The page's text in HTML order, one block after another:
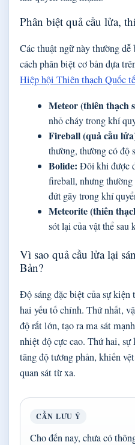
Phân biệt quả cầu lửa,
Các thuật ngữ này thường
cách phân biệt cơ bản dựa
Hiệp hội Thiên thạch Quốc tế
Meteor (thiên thạch
nhỏ cháy trong khí
Fireball (quả cầu
thường, thường có độ
Bolide: Đôi khi được
fireball, nhưng
đứt gãy trong khí
Meteorite (thiên
sót lại của vật thể sau
Vì sao quả cầu lửa lại
Bản?
Độ sáng đặc biệt của sự
hai yếu tố chính. Thứ nhất,
độ rất lớn, tạo ra ma sát
nhiệt độ cực cao. Thứ hai,
tăng độ tương phản, khiến
quan sát từ xa.
CẦN LƯU Ý
Cho đến nay, chưa có